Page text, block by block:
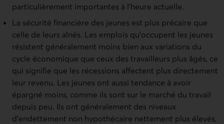
particulièrement importantes à l’heure actuelle.
La sécurité financière des jeunes est plus précaire que
celle de leurs aînés. Les emplois qu’occupent les jeunes
résistent généralement moins bien aux variations du
cycle économique que ceux des travailleurs plus âgés, ce
qui signifie que les récessions affectent plus directement
leur revenu. Les jeunes ont aussi tendance à avoir
épargné moins, comme ils sont sur le marché du travail
depuis peu. Ils ont généralement des niveaux
d’endettement non hypothécaire nettement plus élevés,